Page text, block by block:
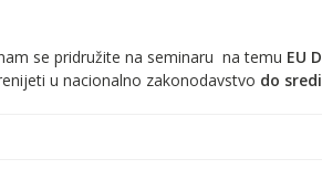
se pridružite na seminaru na temu EU
u nacionalno zakonodavstvo do